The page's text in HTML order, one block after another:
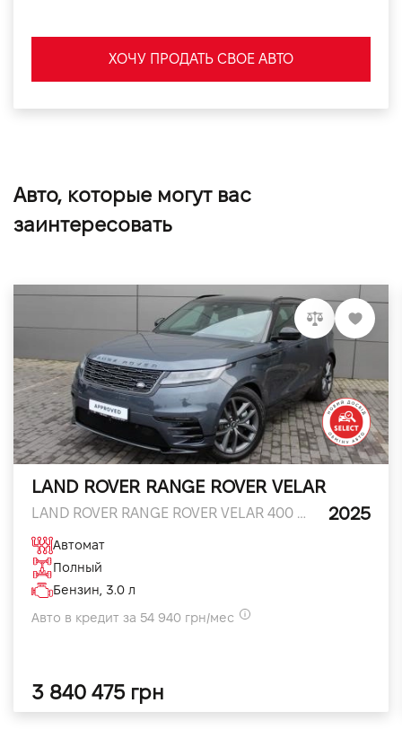
ХОЧУ ПРОДАТЬ СВОЕ АВТО
Авто, которые могут вас
заинтересовать
LAND ROVER RANGE ROVER VELAR
LAND ROVER RANGE ROVER VELAR 400 л.с. 2025
Автомат
Полный
Бензин, 3.0 л
Авто в кредит за 54 940 грн/мес
3 840 475 грн